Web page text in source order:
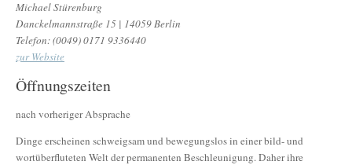
Michael Stürenburg
Danckelmannstraße 15 | 14059 Berlin
Telefon: (0049) 0171 9336440
zur Website
Öffnungszeiten
nach vorheriger Absprache
Dinge erscheinen schweigsam und bewegungslos in einer bild- und
wortüberfluteten Welt der permanenten Beschleunigung. Daher ihre